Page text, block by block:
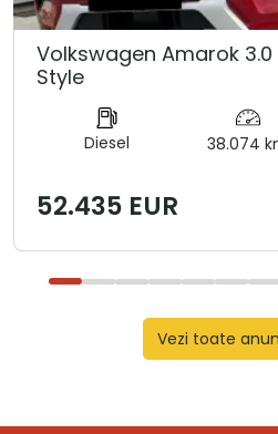
Volkswagen Amarok 3.0
Style
Diesel 38.074
52.435 EUR
Vezi toate